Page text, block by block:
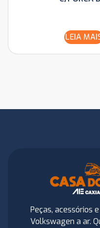
LEIA
Peças, acessórios
Volkswagen a ar.